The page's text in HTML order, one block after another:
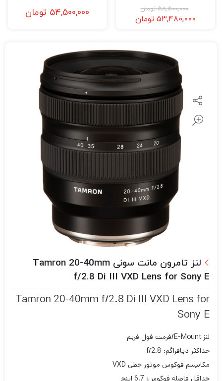
58,500,000 تومان
53,480,000 تومان
54,500,000 تومان
لنز تامرون مانت سونی Tamron 20-40mm
f/2.8 Di III VXD Lens for Sony E
Tamron 20-40mm f/2.8 Di III VXD Lens for
Sony E
لنز E-Mount/فرمت فول فریم
حداکثر دیافراگم: f/2.8
مکانیسم فوکوس موتور خطی VXD
حداقل فاصله فوکوس: 6.7 اینچ